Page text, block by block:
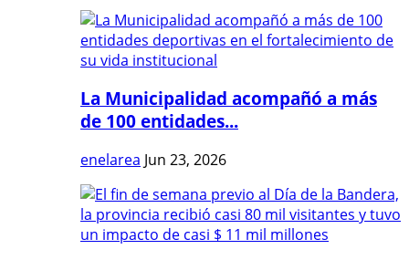
La Municipalidad acompañó a más
de 100 entidades...
enelarea Jun 23, 2026